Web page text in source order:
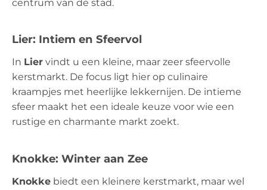
centrum van de stad.
Lier: Intiem en Sfeervol
In Lier vindt u een kleine, maar zeer sfeervolle
kerstmarkt. De focus ligt hier op culinaire
kraampjes met heerlijke lekkernijen. De intieme
sfeer maakt het een ideale keuze voor wie een
rustige en charmante markt zoekt.
Knokke: Winter aan Zee
Knokke biedt een kleinere kerstmarkt, maar wel